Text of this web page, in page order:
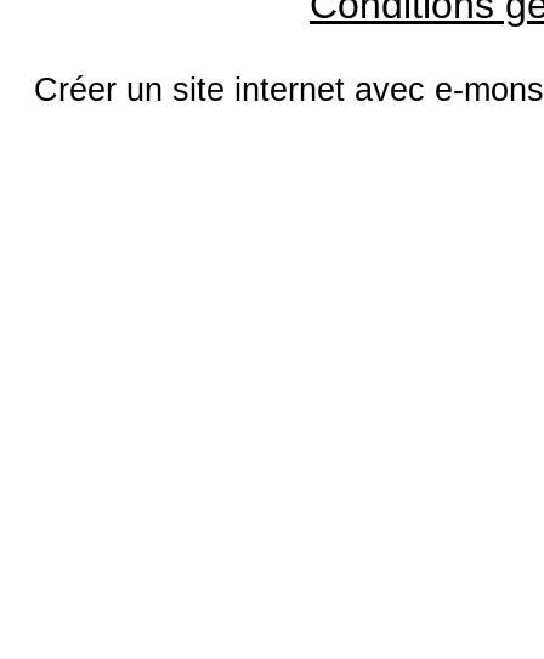
Créer un site internet avec e-